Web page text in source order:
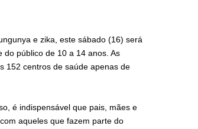
e zika, este sábado (16) será
público de 10 a 14 anos. As
152 centros de saúde apenas de
é indispensável que pais, mães e
aqueles que fazem parte do